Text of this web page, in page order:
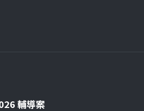
輔導案